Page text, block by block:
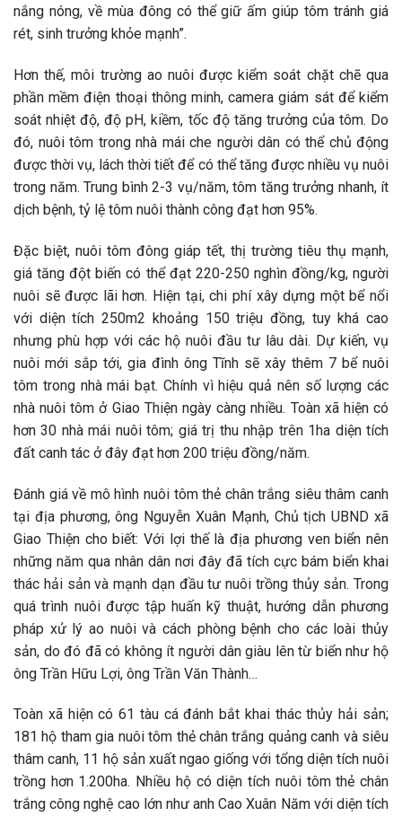
nắng nóng, về mùa đông có thể giữ ấm giúp tôm tránh giá
rét, sinh trưởng khỏe mạnh”.
Hơn thế, môi trường ao nuôi được kiểm soát chặt chẽ qua
phần mềm điện thoại thông minh, camera giám sát để kiểm
soát nhiệt độ, độ pH, kiềm, tốc độ tăng trưởng của tôm. Do
đó, nuôi tôm trong nhà mái che người dân có thể chủ động
được thời vụ, lách thời tiết để có thể tăng được nhiều vụ nuôi
trong năm. Trung bình 2-3 vụ/năm, tôm tăng trưởng nhanh, ít
dịch bệnh, tỷ lệ tôm nuôi thành công đạt hơn 95%.
Đặc biệt, nuôi tôm đông giáp tết, thị trường tiêu thụ mạnh,
giá tăng đột biến có thể đạt 220-250 nghìn đồng/kg, người
nuôi sẽ được lãi hơn. Hiện tại, chi phí xây dựng một bể nổi
với diện tích 250m2 khoảng 150 triệu đồng, tuy khá cao
nhưng phù hợp với các hộ nuôi đầu tư lâu dài. Dự kiến, vụ
nuôi mới sắp tới, gia đình ông Tĩnh sẽ xây thêm 7 bể nuôi
tôm trong nhà mái bạt. Chính vì hiệu quả nên số lượng các
nhà nuôi tôm ở Giao Thiện ngày càng nhiều. Toàn xã hiện có
hơn 30 nhà mái nuôi tôm; giá trị thu nhập trên 1ha diện tích
đất canh tác ở đây đạt hơn 200 triệu đồng/năm.
Đánh giá về mô hình nuôi tôm thẻ chân trắng siêu thâm canh
tại địa phương, ông Nguyễn Xuân Mạnh, Chủ tịch UBND xã
Giao Thiện cho biết: Với lợi thế là địa phương ven biển nên
những năm qua nhân dân nơi đây đã tích cực bám biển khai
thác hải sản và mạnh dạn đầu tư nuôi trồng thủy sản. Trong
quá trình nuôi được tập huấn kỹ thuật, hướng dẫn phương
pháp xử lý ao nuôi và cách phòng bệnh cho các loài thủy
sản, do đó đã có không ít người dân giàu lên từ biển như hộ
ông Trần Hữu Lợi, ông Trần Văn Thành…
Toàn xã hiện có 61 tàu cá đánh bắt khai thác thủy hải sản;
181 hộ tham gia nuôi tôm thẻ chân trắng quảng canh và siêu
thâm canh, 11 hộ sản xuất ngao giống với tổng diện tích nuôi
trồng hơn 1.200ha. Nhiều hộ có diện tích nuôi tôm thẻ chân
trắng công nghệ cao lớn như anh Cao Xuân Năm với diện tích